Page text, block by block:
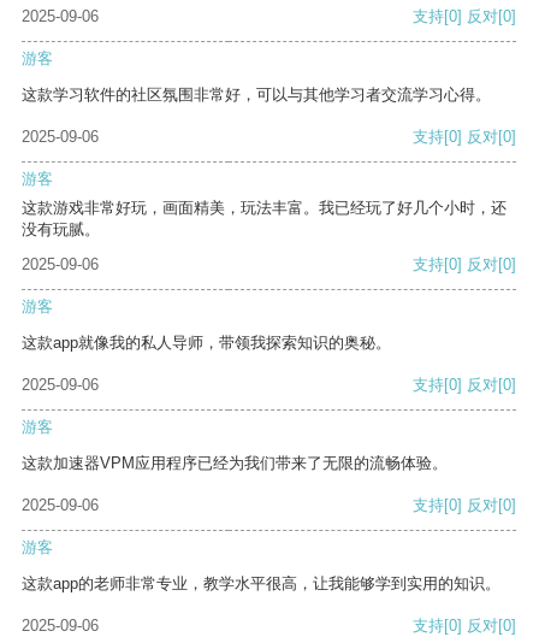
2025-09-06 支持[0] 反对[0]
游客
这款学习软件的社区氛围非常好，可以与其他学习者交流学习心得。
2025-09-06 支持[0] 反对[0]
游客
这款游戏非常好玩，画面精美，玩法丰富。我已经玩了好几个小时，还
没有玩腻。
2025-09-06
支持[0] 反对[0]
游客
这款app就像我的私人导师，带领我探索知识的奥秘。
2025-09-06 支持[0] 反对[0]
游客
这款加速器VPM应用程序已经为我们带来了无限的流畅体验。
2025-09-06 支持[0] 反对[0]
游客
这款app的老师非常专业，教学水平很高，让我能够学到实用的知识。
2025-09-06 支持[0] 反对[0]